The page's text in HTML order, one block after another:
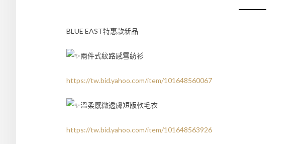
BLUE EAST特惠款新品
兩件式紋路感雪紡衫
https://tw.bid.yahoo.com/item/101648560067
溫柔感微透膚短版軟毛衣
https://tw.bid.yahoo.com/item/101648563926